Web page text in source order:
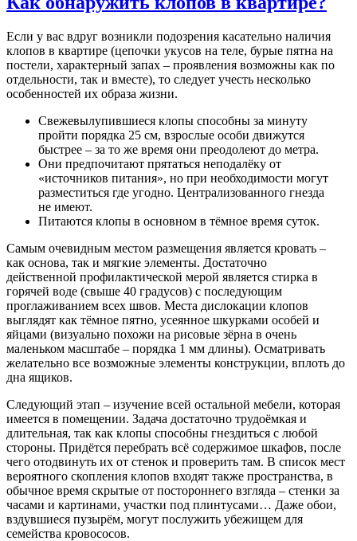
Если у вас вдруг возникли подозрения касательно наличия
клопов в квартире (цепочки укусов на теле, бурые пятна на
постели, характерный запах – проявления возможны как по
отдельности, так и вместе), то следует учесть несколько
особенностей их образа жизни.
Свежевылупившиеся клопы способны за минуту
пройти порядка 25 см, взрослые особи движутся
быстрее – за то же время они преодолеют до метра.
Они предпочитают прятаться неподалёку от
«источников питания», но при необходимости могут
разместиться где угодно. Централизованного гнезда
не имеют.
Питаются клопы в основном в тёмное время суток.
Самым очевидным местом размещения является кровать –
как основа, так и мягкие элементы. Достаточно
действенной профилактической мерой является стирка в
горячей воде (свыше 40 градусов) с последующим
проглаживанием всех швов. Места дислокации клопов
выглядят как тёмное пятно, усеянное шкурками особей и
яйцами (визуально похожи на рисовые зёрна в очень
маленьком масштабе – порядка 1 мм длины). Осматривать
желательно все возможные элементы конструкции, вплоть до
дна ящиков.
Следующий этап – изучение всей остальной мебели, которая
имеется в помещении. Задача достаточно трудоёмкая и
длительная, так как клопы способны гнездиться с любой
стороны. Придётся перебрать всё содержимое шкафов, после
чего отодвинуть их от стенок и проверить там. В список мест
вероятного скопления клопов входят также пространства, в
обычное время скрытые от постороннего взгляда – стенки за
часами и картинами, участки под плинтусами… Даже обои,
вздувшиеся пузырём, могут послужить убежищем для
семейства кровососов.